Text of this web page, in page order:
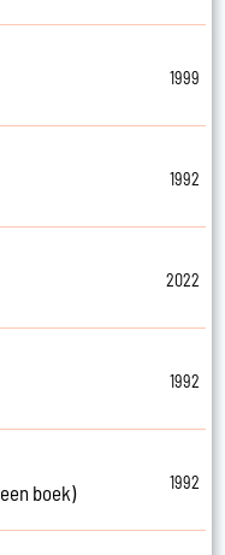
1999
1992
2022
1992
boek)
1992